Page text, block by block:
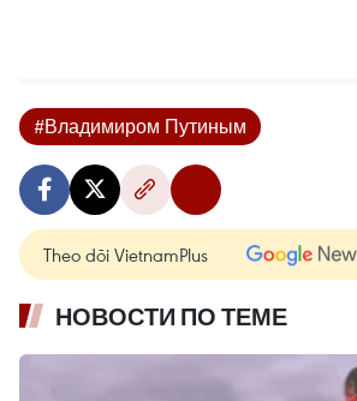
#Владимиром Путиным
Theo dõi VietnamPlus
НОВОСТИ ПО ТЕМЕ